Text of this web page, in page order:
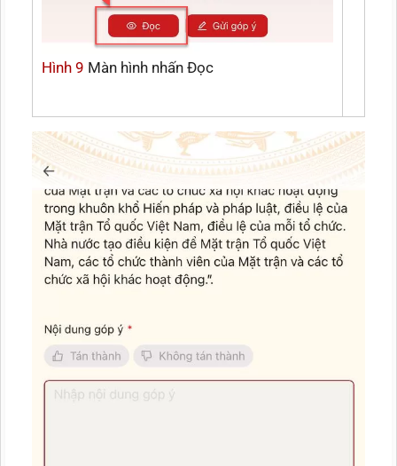
Hình 9 Màn hình nhấn Đọc